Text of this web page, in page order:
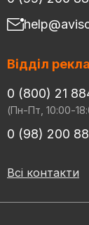
Відділ
0 (800) 21
(Пн-Пт, 10:00-
0 (98) 200
Всі контакти